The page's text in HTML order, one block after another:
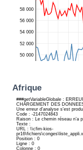
Afrique